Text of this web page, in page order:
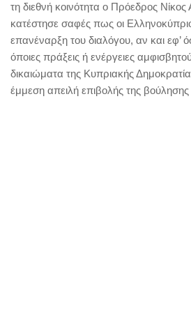
τη διεθνή κοινότητα ο Πρόεδρος
κατέστησε σαφές πως οι
επανέναρξη του διαλόγου, αν και εφ’
όποιες πράξεις ή ενέργειες
δικαιώματα της Κυπριακής
έμμεση απειλή επιβολής της βούλησης